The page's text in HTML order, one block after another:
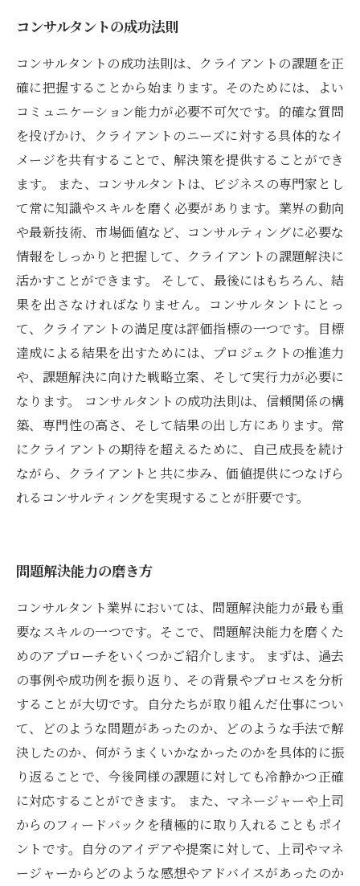
コンサルタントの成功法則
コンサルタントの成功法則は、クライアントの課題を正
確に把握することから始まります。そのためには、よい
コミュニケーション能力が必要不可欠です。的確な質問
を投げかけ、クライアントのニーズに対する具体的なイ
メージを共有することで、解決策を提供することができ
ます。 また、コンサルタントは、ビジネスの専門家とし
て常に知識やスキルを磨く必要があります。業界の動向
や最新技術、市場価値など、コンサルティングに必要な
情報をしっかりと把握して、クライアントの課題解決に
活かすことができます。 そして、最後にはもちろん、結
果を出さなければなりません。コンサルタントにとっ
て、クライアントの満足度は評価指標の一つです。目標
達成による結果を出すためには、プロジェクトの推進力
や、課題解決に向けた戦略立案、そして実行力が必要に
なります。 コンサルタントの成功法則は、信頼関係の構
築、専門性の高さ、そして結果の出し方にあります。常
にクライアントの期待を超えるために、自己成長を続け
ながら、クライアントと共に歩み、価値提供につなげら
れるコンサルティングを実現することが肝要です。
問題解決能力の磨き方
コンサルタント業界においては、問題解決能力が最も重
要なスキルの一つです。そこで、問題解決能力を磨くた
めのアプローチをいくつかご紹介します。 まずは、過去
の事例や成功例を振り返り、その背景やプロセスを分析
することが大切です。自分たちが取り組んだ仕事につい
て、どのような問題があったのか、どのような手法で解
決したのか、何がうまくいかなかったのかを具体的に振
り返ることで、今後同様の課題に対しても冷静かつ正確
に対応することができます。 また、マネージャーや上司
からのフィードバックを積極的に取り入れることもポイ
ントです。自分のアイデアや提案に対して、上司やマネ
ージャーからどのような感想やアドバイスがあったのか